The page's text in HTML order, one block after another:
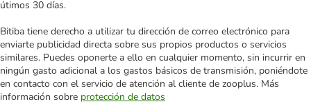
útimos 30 días.
Bitiba tiene derecho a utilizar tu dirección de correo electrónico para
enviarte publicidad directa sobre sus propios productos o servicios
similares. Puedes oponerte a ello en cualquier momento, sin incurrir en
ningún gasto adicional a los gastos básicos de transmisión, poniéndote
en contacto con el servicio de atención al cliente de zooplus. Más
información sobre protección de datos